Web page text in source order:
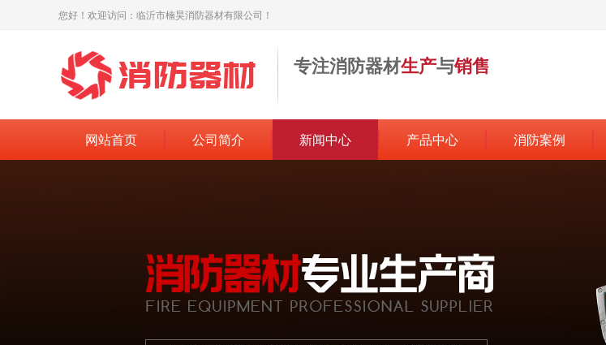
您好！欢迎访问：临沂市楠昊消防器材有限公司！
专注消防器材生产与销售
网站首页 公司简介 新闻中心 产品中心 消防案例